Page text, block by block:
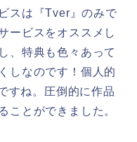
スは『Tver』のみで
ービスをオススメし
、特典も色々あって
しなのです！個人的
すね。圧倒的に作品
ことができました。